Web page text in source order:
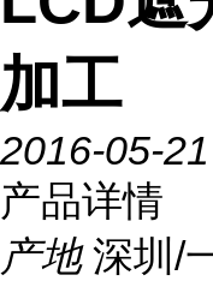
加工
2016-05-21
产品详情
产地 深圳/